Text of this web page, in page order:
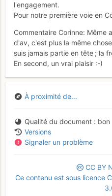
l'engagement.
Pour notre première voie en
Commentaire Corinne: Même
d'av, c'est plus la même
suis jamais partie en tête ; la
En second, un vrai plaisir :-)
À proximité de...
Qualité du document
bon
Versions
Signaler un problème
CC BY
Ce contenu est sous licence